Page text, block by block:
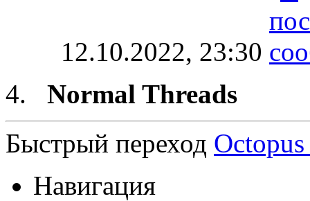
12.10.2022, 23:30
Normal Threads
Быстрый переход
Навигация